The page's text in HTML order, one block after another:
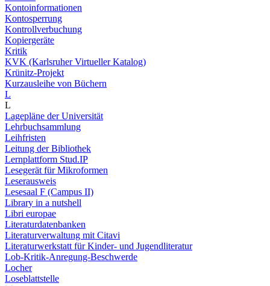
Kontoinformationen
Kontosperrung
Kontrollverbuchung
Kopiergeräte
Kritik
KVK (Karlsruher Virtueller Katalog)
Krünitz-Projekt
Kurzausleihe von Büchern
L
L
Lagepläne der Universität
Lehrbuchsammlung
Leihfristen
Leitung der Bibliothek
Lernplattform Stud.IP
Lesegerät für Mikroformen
Leserausweis
Lesesaal F (Campus II)
Library in a nutshell
Libri europae
Literaturdatenbanken
Literaturverwaltung mit Citavi
Literaturwerkstatt für Kinder- und Jugendliteratur
Lob-Kritik-Anregung-Beschwerde
Locher
Loseblattstelle